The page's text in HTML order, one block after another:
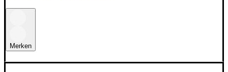
Merken